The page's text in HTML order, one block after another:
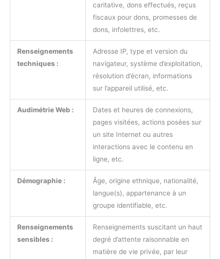
caritative, dons effectués, reçus
fiscaux pour dons, promesses de
dons, infolettres, etc.
Renseignements
techniques :
Adresse IP, type et version du
navigateur, système d’exploitation,
résolution d’écran, informations
sur l’appareil utilisé, etc.
Audimétrie Web :
Dates et heures de connexions,
pages visitées, actions posées sur
un site Internet ou autres
interactions avec le contenu en
ligne, etc.
Démographie :
Âge, origine ethnique, nationalité,
langue(s), appartenance à un
groupe identifiable, etc.
Renseignements
sensibles :
Renseignements suscitant un haut
degré d’attente raisonnable en
matière de vie privée, par leur